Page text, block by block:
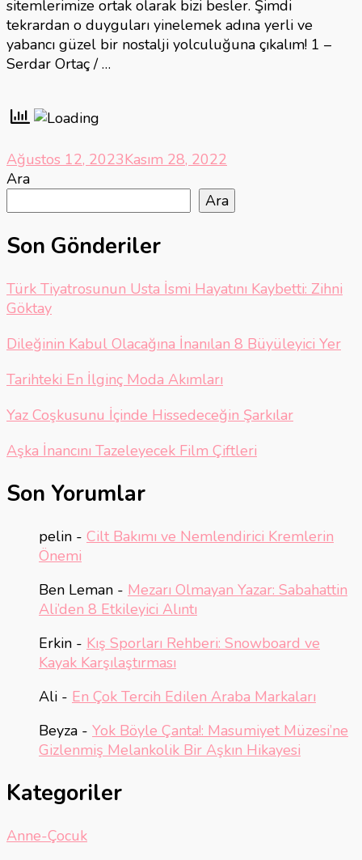
sitemlerimize ortak olarak bizi besler. Şimdi
tekrardan o duyguları yinelemek adına yerli ve
yabancı güzel bir nostalji yolculuğuna çıkalım! 1 –
Serdar Ortaç / …
Ağustos 12, 2023Kasım 28, 2022
Ara
Ara
Son Gönderiler
Türk Tiyatrosunun Usta İsmi Hayatını Kaybetti: Zihni
Göktay
Dileğinin Kabul Olacağına İnanılan 8 Büyüleyici Yer
Tarihteki En İlginç Moda Akımları
Yaz Coşkusunu İçinde Hissedeceğin Şarkılar
Aşka İnancını Tazeleyecek Film Çiftleri
Son Yorumlar
pelin - Cilt Bakımı ve Nemlendirici Kremlerin
Önemi
Ben Leman - Mezarı Olmayan Yazar: Sabahattin
Ali’den 8 Etkileyici Alıntı
Erkin - Kış Sporları Rehberi: Snowboard ve
Kayak Karşılaştırması
Ali - En Çok Tercih Edilen Araba Markaları
Beyza - Yok Böyle Çanta!: Masumiyet Müzesi’ne
Gizlenmiş Melankolik Bir Aşkın Hikayesi
Kategoriler
Anne-Çocuk